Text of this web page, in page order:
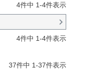
4件中 1-4件表示
4件中 1-4件表示
37件中 1-37件表示